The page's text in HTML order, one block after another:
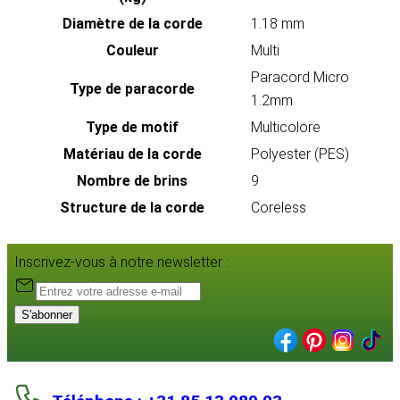
Diamètre de la corde
1.18 mm
Couleur
Multi
Type de paracorde
Paracord Micro
1.2mm
Type de motif
Multicolore
Matériau de la corde
Polyester (PES)
Nombre de brins
9
Structure de la corde
Coreless
Inscrivez-vous à notre newsletter :
S'abonner